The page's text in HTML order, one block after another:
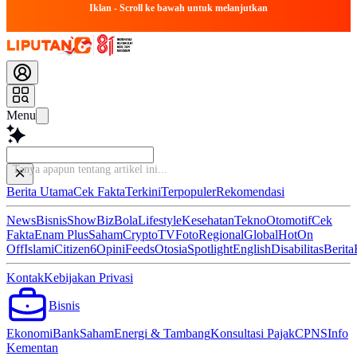
Iklan - Scroll ke bawah untuk melanjutkan
Menu
Tanya apapun tentang artikel in
Berita UtamaCek FaktaTerkiniTerpopulerRekomendasi
NewsBisnisShowBizBolaLifestyleKesehatanTeknoOtomotifCek
FaktaEnam PlusSahamCryptoTVFotoRegionalGlobalHotOn
OffIslamiCitizen6OpiniFeedsOtosiaSpotlightEnglishDisabilitasBerita
KontakKebijakan Privasi
Bisnis
EkonomiBankSahamEnergi & TambangKonsultasi PajakCPNSInfo
Kementan